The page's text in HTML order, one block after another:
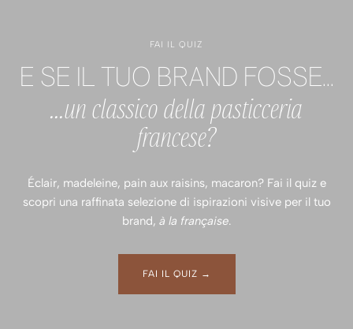
FAI IL QUIZ
E SE IL TUO BRAND FOSSE...
...un classico della pasticceria
francese?
Éclair, madeleine, pain aux raisins, macaron? Fai il quiz e
scopri una raffinata selezione di ispirazioni visive per il tuo
brand, à la française.
FAI IL QUIZ →